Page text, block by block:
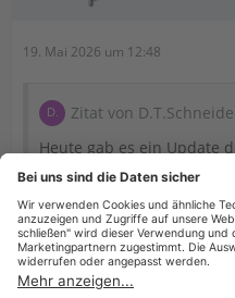
19. Mai 2026 um 12:48
Zitat von
Heute gab es ein Update
das das Problem löst.
Dann habe ich das Thema
was normalerweise jeder